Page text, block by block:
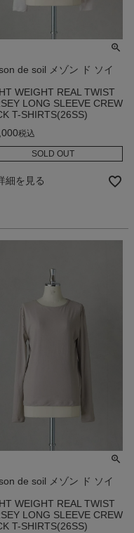
de soil メゾン ド ソイ
WEIGHT REAL TWIST
LONG SLEEVE CREW
T-SHIRTS(26SS)
税込
SOLD OUT
細を見る
de soil メゾン ド ソイ
WEIGHT REAL TWIST
LONG SLEEVE CREW
T-SHIRTS(26SS)